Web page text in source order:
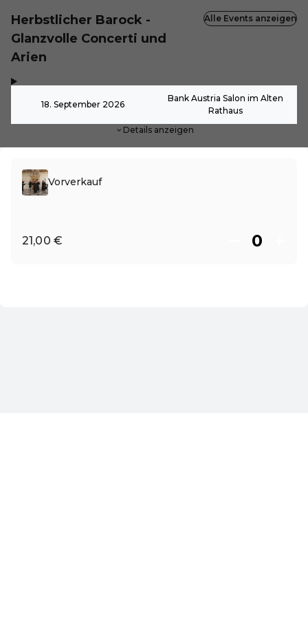
Herbstlicher Barock -
Glanzvolle Concerti und
Arien
18. September 2026
Bank Austria Salon im Alten
Rathaus
Details anzeigen
Alle Events anzeigen
Vorverkauf
21,00 €